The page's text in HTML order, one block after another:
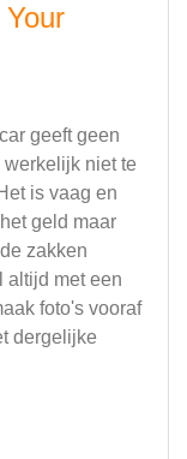
geeft geen
niet te
is vaag en
geld maar
zakken
altijd met een
foto's vooraf
dergelijke